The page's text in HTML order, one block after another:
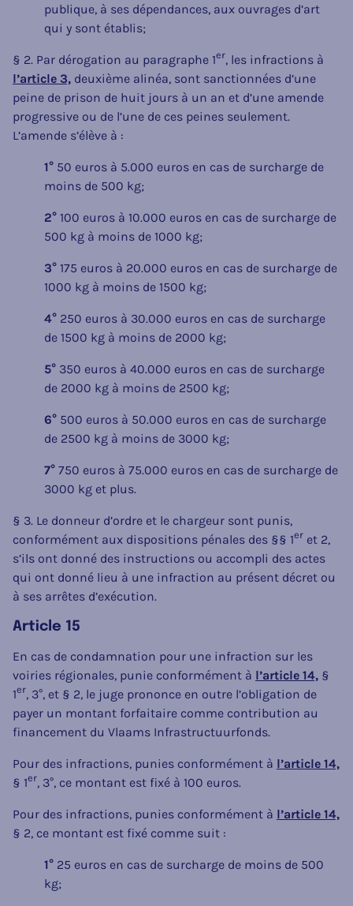
publique, à ses dépendances, aux ouvrages d’art
qui y sont établis;
§ 2. Par dérogation au paragraphe 1er, les infractions à
l’article 3, deuxième alinéa, sont sanctionnées d’une
peine de prison de huit jours à un an et d’une amende
progressive ou de l’une de ces peines seulement.
L’amende s’élève à :
1° 50 euros à 5.000 euros en cas de surcharge de
moins de 500 kg;
2° 100 euros à 10.000 euros en cas de surcharge de
500 kg à moins de 1000 kg;
3° 175 euros à 20.000 euros en cas de surcharge de
1000 kg à moins de 1500 kg;
4° 250 euros à 30.000 euros en cas de surcharge
de 1500 kg à moins de 2000 kg;
5° 350 euros à 40.000 euros en cas de surcharge
de 2000 kg à moins de 2500 kg;
6° 500 euros à 50.000 euros en cas de surcharge
de 2500 kg à moins de 3000 kg;
7° 750 euros à 75.000 euros en cas de surcharge de
3000 kg et plus.
§ 3. Le donneur d’ordre et le chargeur sont punis,
conformément aux dispositions pénales des §§ 1er et 2,
s’ils ont donné des instructions ou accompli des actes
qui ont donné lieu à une infraction au présent décret ou
à ses arrêtes d’exécution.
Article 15
En cas de condamnation pour une infraction sur les
voiries régionales, punie conformément à l’article 14, §
1er, 3°, et § 2, le juge prononce en outre l’obligation de
payer un montant forfaitaire comme contribution au
financement du Vlaams Infrastructuurfonds.
Pour des infractions, punies conformément à l’article 14,
§ 1er, 3°, ce montant est fixé à 100 euros.
Pour des infractions, punies conformément à l’article 14,
§ 2, ce montant est fixé comme suit :
1° 25 euros en cas de surcharge de moins de 500
kg;